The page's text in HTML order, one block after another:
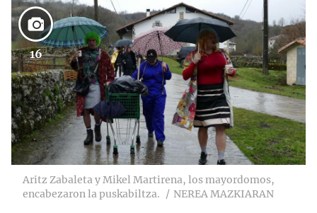
16
Aritz Zabaleta y Mikel Martirena, los mayordomos,
encabezaron la puskabiltza.
NEREA MAZKIARAN